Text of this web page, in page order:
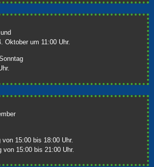
Oktober um 11:00 Uhr.
15:00 bis 18:00 Uhr.
von 15:00 bis 21:00 Uhr.